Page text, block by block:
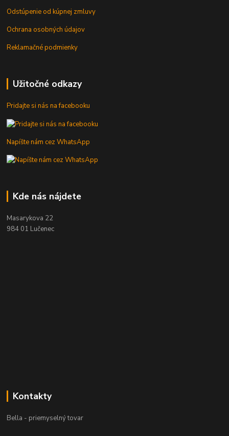
Odstúpenie od kúpnej zmluvy
Ochrana osobných údajov
Reklamačné podmienky
Užitočné odkazy
Pridajte si nás na facebooku
Napíšte nám cez WhatsApp
Kde nás nájdete
Masarykova 22
984 01 Lučenec
Kontakty
Bella - priemyselný tovar